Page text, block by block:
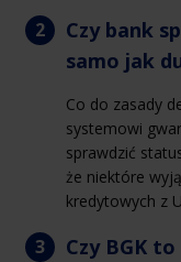
Czy bank
samo jak
Co do zasady
systemowi
sprawdzić
że niektóre
kredytowych z
Czy BGK